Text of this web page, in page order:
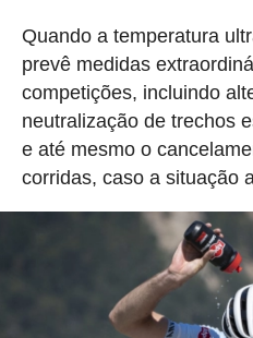
Quando a temperatura
prevê medidas
competições, incluindo
neutralização de trechos
e até mesmo o
corridas, caso a situação